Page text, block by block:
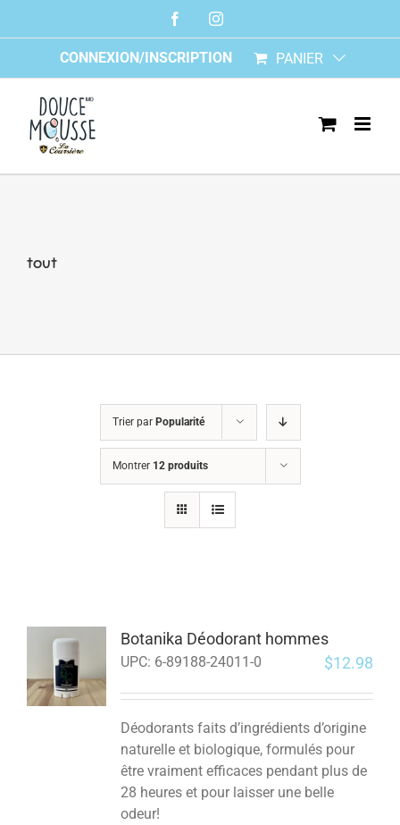
FacebookInstagram
CONNEXION/INSCRIPTION PANIER
tout
Trier par Popularité
Montrer 12 produits
Botanika Déodorant hommes
UPC: 6-89188-24011-0 $12.98
Déodorants faits d’ingrédients d’origine
naturelle et biologique, formulés pour
être vraiment efficaces pendant plus de
28 heures et pour laisser une belle
odeur!